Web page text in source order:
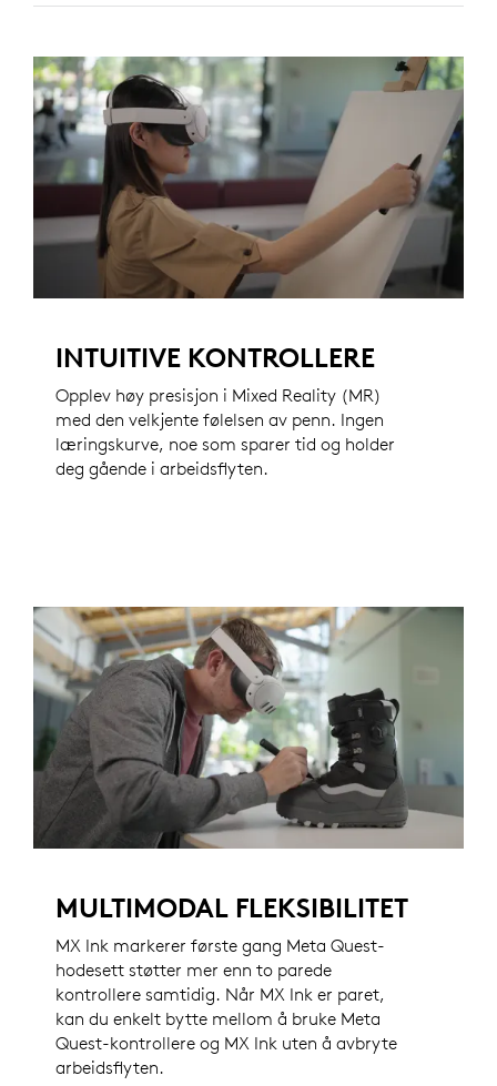
INTUITIVE KONTROLLERE
Opplev høy presisjon i Mixed Reality (MR)
med den velkjente følelsen av penn. Ingen
læringskurve, noe som sparer tid og holder
deg gående i arbeidsflyten.
MULTIMODAL FLEKSIBILITET
MX Ink markerer første gang Meta Quest-
hodesett støtter mer enn to parede
kontrollere samtidig. Når MX Ink er paret,
kan du enkelt bytte mellom å bruke Meta
Quest-kontrollere og MX Ink uten å avbryte
arbeidsflyten.